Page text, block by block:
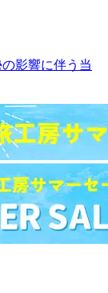
の影響に伴う当